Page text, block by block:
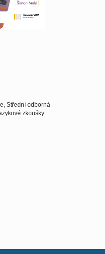
Střední odborná
zkoušky